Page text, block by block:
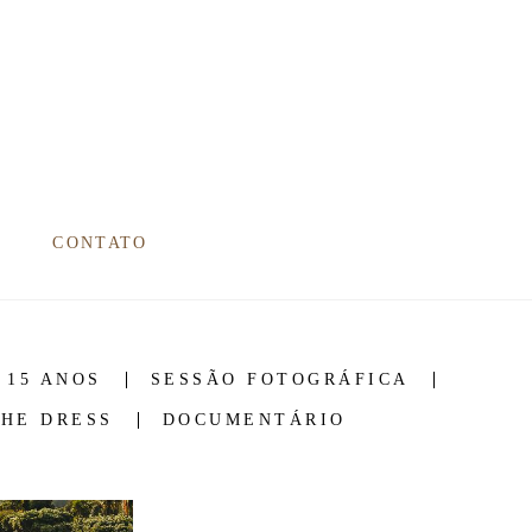
CONTATO
15 ANOS SESSÃO FOTOGRÁFICA
DRESS DOCUMENTÁRIO